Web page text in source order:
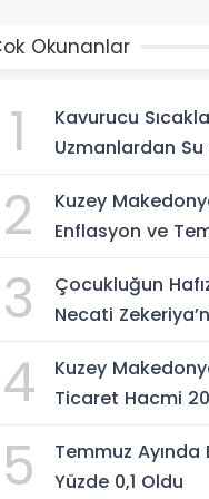
Okunanlar
1
Kavurucu
Uzmanlardan
2
Kuzey
Enflasyon ve
3
Çocukluğun
Necati
4
Kuzey
Ticaret Hacmi
5
Temmuz Ayında
Yüzde 0,1 Oldu